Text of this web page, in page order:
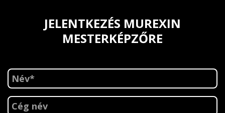
JELENTKEZÉS MUREXIN
MESTERKÉPZŐRE